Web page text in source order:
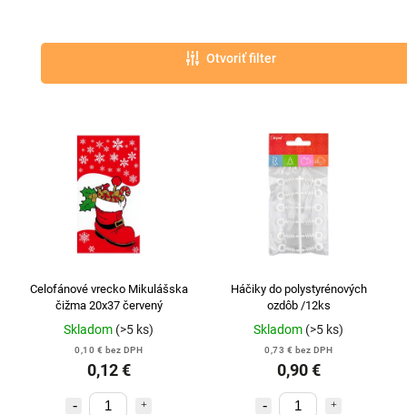
Otvoriť filter
Celofánové vrecko Mikulášska
čižma 20x37 červený
Skladom (>5 ks)
0,10 € bez DPH
0,12 €
Háčiky do polystyrénových
ozdôb /12ks
Skladom (>5 ks)
0,73 € bez DPH
0,90 €